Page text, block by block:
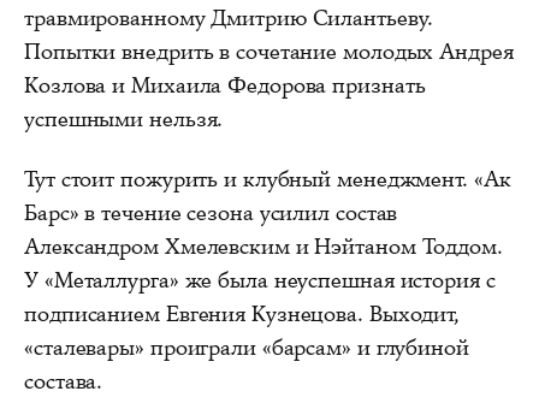
травмированному Дмитрию Силантьеву.
Попытки внедрить в сочетание молодых Андрея
Козлова и Михаила Федорова признать
успешными нельзя.
Тут стоит пожурить и клубный менеджмент. «Ак
Барс» в течение сезона усилил состав
Александром Хмелевским и Нэйтаном Тоддом.
У «Металлурга» же была неуспешная история с
подписанием Евгения Кузнецова. Выходит,
«сталевары» проиграли «барсам» и глубиной
состава.